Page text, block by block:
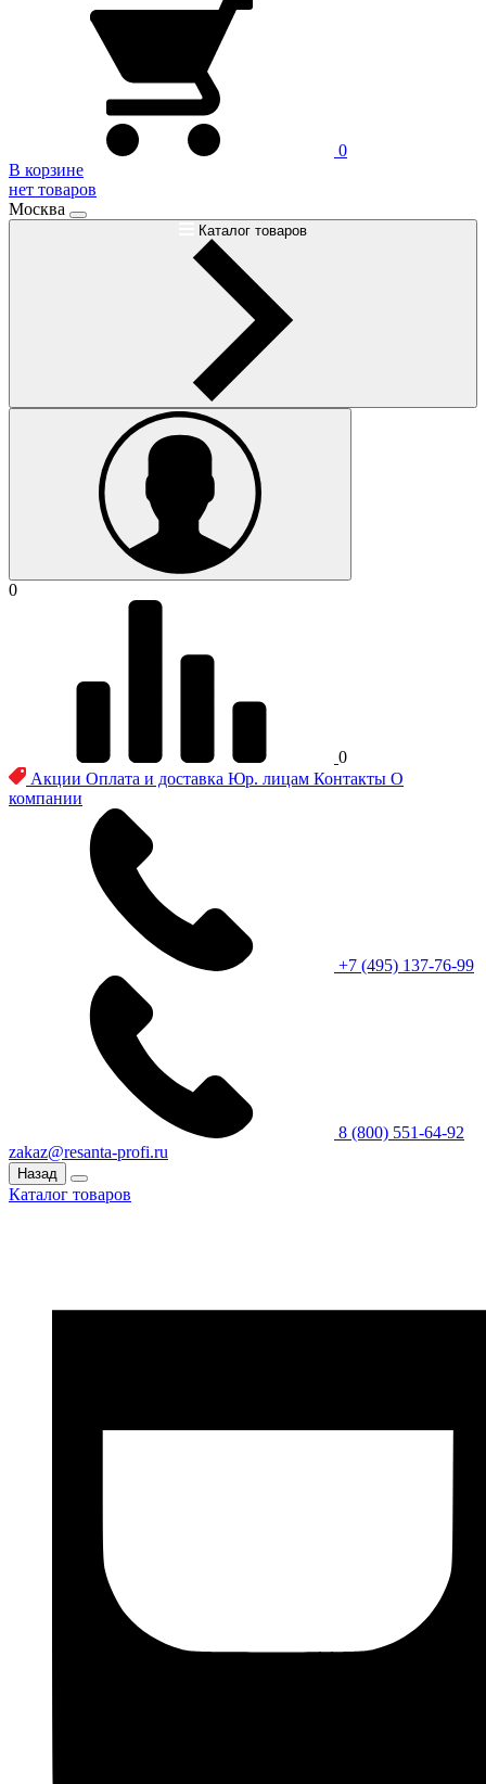
0
В корзине
нет товаров
Москва
Каталог товаров
0
0
Акции Оплата и доставка Юр. лицам Контакты О
компании
+7 (495) 137-76-99
8 (800) 551-64-92
zakaz@resanta-profi.ru
Назад
Каталог товаров